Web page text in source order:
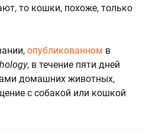
то кошки, похоже, только
опубликованном в
, в течение пяти дней
домашних животных,
с собакой или кошкой